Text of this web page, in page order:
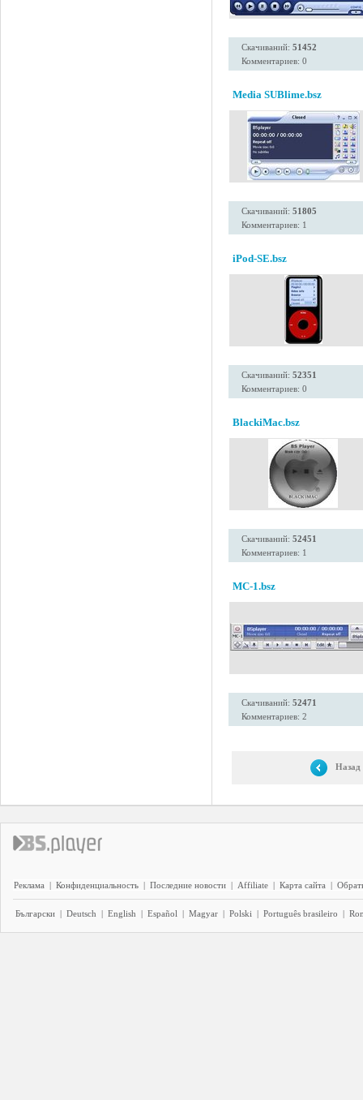
Скачиваний: 51452
Комментариев: 0
Media SUBlime.bsz
Скачиваний: 51805
Комментариев: 1
iPod-SE.bsz
Скачиваний: 52351
Комментариев: 0
BlackiMac.bsz
Скачиваний: 52451
Комментариев: 1
MC-1.bsz
Скачиваний: 52471
Комментариев: 2
Назад
Реклама | Конфиденциальность | Последние новости | Affiliate | Карта сайта |
Български | Deutsch | English | Español | Magyar | Polski | Português brasileiro |